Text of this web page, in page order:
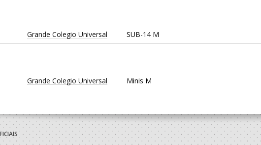
Grande Colegio Universal SUB-14 M
Grande Colegio Universal Minis M